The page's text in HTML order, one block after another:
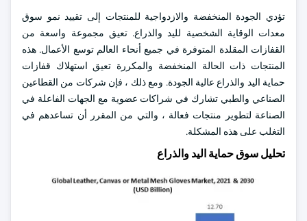
تؤدي الجودة المنخفضة والازدواجية للمنتجات إلى تقييد نمو سوق
معدات الوقاية الشخصية لليد والذراع. تعيق مجموعة واسعة من
القفازات المقلدة المتوفرة في جميع أنحاء العالم توسع الأعمال. هذه
المنتجات ذات الحالة المنخفضة والمكررة تعيق استهلاك قفازات
حماية اليد والذراع عالية الجودة. ومع ذلك ، فإن شركات من القطاعين
الصناعي والطبي تشارك في شراكات عضوية مع الجهات الفاعلة في
الصناعة لتطوير منتجات فعالة ، والتي من المقرر أن تساعدهم في
التغلب على هذه المشكلة.
تحليل سوق حماية اليد والذراع